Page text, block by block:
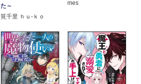
た～
筧千里 ｈｕ‐ｋｏ
mes